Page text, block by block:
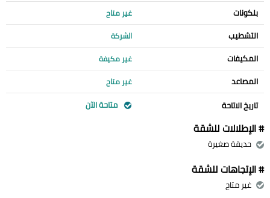
بلكونات غير متاح
التشطيب الشركة
المكيفات غير مكيفة
المصاعد غير متاح
تاريخ الاتاحة متاحة الآن
# الإطلالات للشقة
حديقة صغيرة
# الإتجاهات للشقة
غير متاح